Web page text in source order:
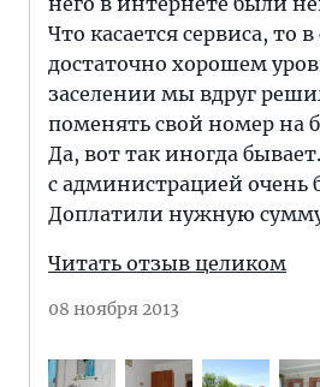
Что касается сервиса, то
достаточно хорошем
заселении мы вдруг
поменять свой номер на
Да, вот так иногда
с администрацией очень
Доплатили нужную
Читать отзыв целиком
08 ноября 2013